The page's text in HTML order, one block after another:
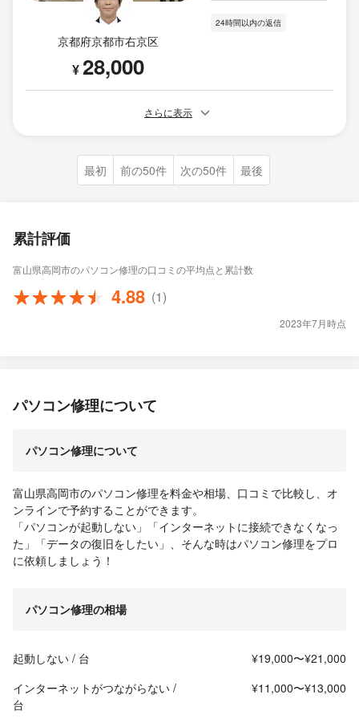
京都府京都市右京区
¥28,000
24時間以内の返信
さらに表示
最初 前の50件 次の50件 最後
累計評価
富山県高岡市のパソコン修理の口コミの平均点と累計数
4.88 (1)
2023年7月時点
パソコン修理について
パソコン修理について
富山県高岡市のパソコン修理を料金や相場、口コミで比較し、オ
ンラインで予約することができます。
「パソコンが起動しない」「インターネットに接続できなくなっ
た」「データの復旧をしたい」、そんな時はパソコン修理をプロ
に依頼しましょう！
パソコン修理の相場
起動しない / 台
¥19,000〜¥21,000
インターネットがつながらない /
台
¥11,000〜¥13,000